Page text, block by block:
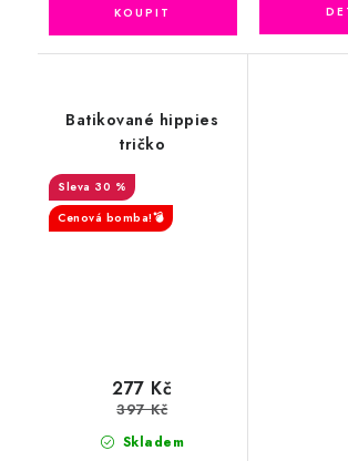
Batikované hippies
tričko
30 %
Cenová bomba!💣
Skladem
277 Kč
397 Kč